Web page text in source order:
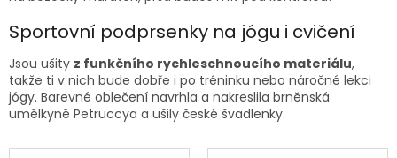
Sportovní podprsenky na jógu i cvičení
Jsou ušity z funkčního rychleschnoucího materiálu,
takže ti v nich bude dobře i po tréninku nebo náročné lekci
jógy. Barevné oblečení navrhla a nakreslila brněnská
umělkyně Petruccya a ušily české švadlenky.